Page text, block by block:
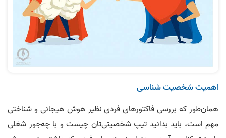
اهمیت شخصیت‌ شناسی
همان‌طور که بررسی فاکتورهای فردی نظیر هوش هیجانی و شناختی
مهم است، باید بدانید تیپ شخصیتی‌تان چیست و با چه‌جور شغلی